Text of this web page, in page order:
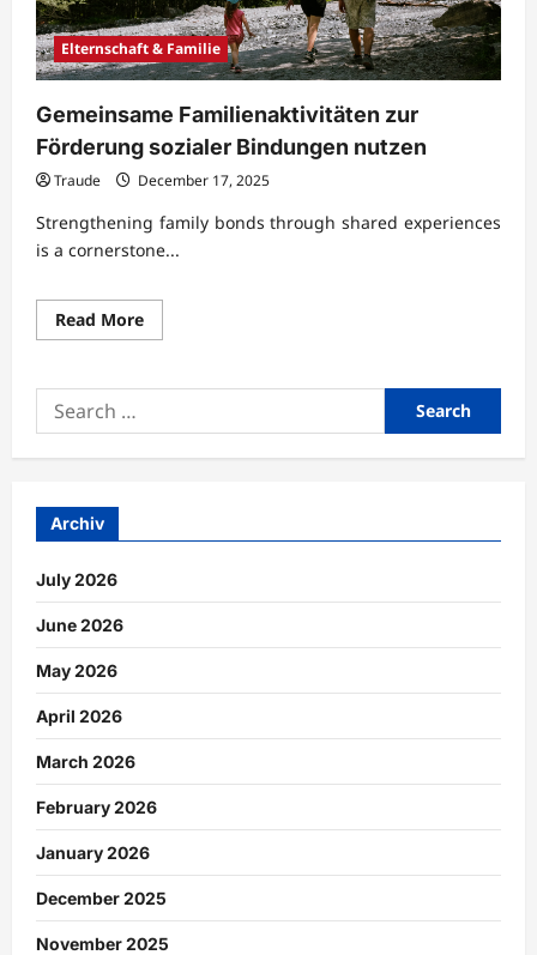
Elternschaft & Familie
Gemeinsame Familienaktivitäten zur
Förderung sozialer Bindungen nutzen
Traude December 17, 2025
Strengthening family bonds through shared experiences
is a cornerstone...
Read MoreRead
more
Familienaktivitäten
sozialer
Search
for:
Archiv
July 2026
June 2026
May 2026
April 2026
March 2026
February 2026
January 2026
December 2025
November 2025